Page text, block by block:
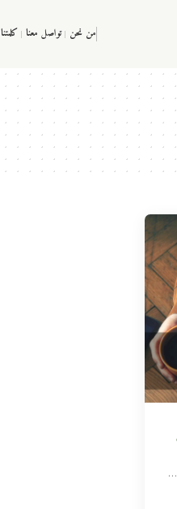
من نحن تواصل معنا كلمتنا
…